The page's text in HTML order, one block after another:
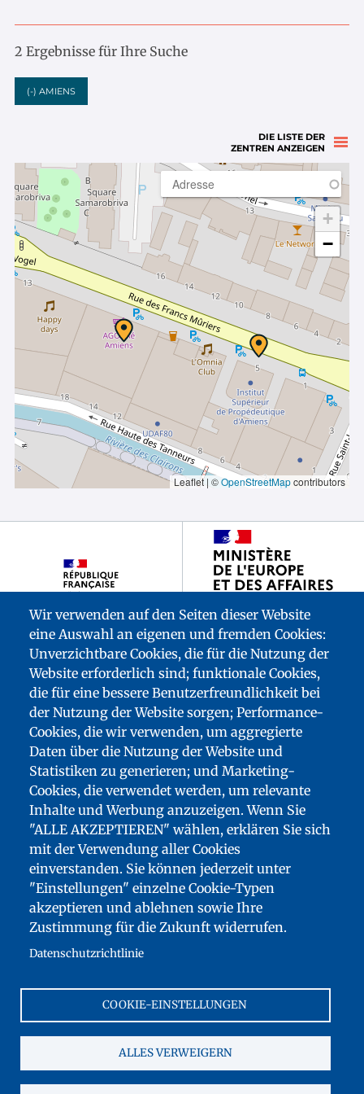
2 Ergebnisse für Ihre Suche
(-) AMIENS
DIE LISTE DER
ZENTREN ANZEIGEN
+
−
Leaflet | ©OpenStreetMapcontributors
FUSSZEILENMENÜ
SITEMAP
BARRIEREFREIHEIT: NICHT KONFORM
DOWNLOADS
Wir verwenden auf den Seiten dieser Website
eine Auswahl an eigenen und fremden Cookies:
Unverzichtbare Cookies, die für die Nutzung der
Website erforderlich sind; funktionale Cookies,
die für eine bessere Benutzerfreundlichkeit bei
der Nutzung der Website sorgen; Performance-
Cookies, die wir verwenden, um aggregierte
Daten über die Nutzung der Website und
Statistiken zu generieren; und Marketing-
Cookies, die verwendet werden, um relevante
Inhalte und Werbung anzuzeigen. Wenn Sie
"ALLE AKZEPTIEREN" wählen, erklären Sie sich
mit der Verwendung aller Cookies
einverstanden. Sie können jederzeit unter
"Einstellungen" einzelne Cookie-Typen
akzeptieren und ablehnen sowie Ihre
Zustimmung für die Zukunft widerrufen.
Datenschutzrichtlinie
COOKIE-EINSTELLUNGEN
ALLES VERWEIGERN